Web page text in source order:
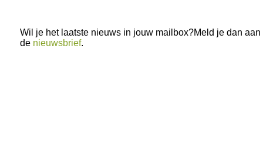
Wil je het laatste nieuws in jouw mailbox?Meld je dan aan
de nieuwsbrief.